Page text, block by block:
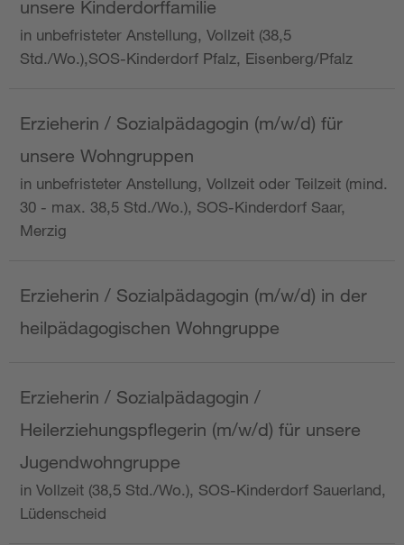
unsere Kinderdorffamilie
in unbefristeter Anstellung, Vollzeit (38,5
Std./Wo.),SOS-Kinderdorf Pfalz, Eisenberg/Pfalz
Erzieherin / Sozialpädagogin (m/w/d) für
unsere Wohngruppen
in unbefristeter Anstellung, Vollzeit oder Teilzeit (mind.
30 - max. 38,5 Std./Wo.), SOS-Kinderdorf Saar,
Merzig
Erzieherin / Sozialpädagogin (m/w/d) in der
heilpädagogischen Wohngruppe
Erzieherin / Sozialpädagogin /
Heilerziehungspflegerin (m/w/d) für unsere
Jugendwohngruppe
in Vollzeit (38,5 Std./Wo.), SOS-Kinderdorf Sauerland,
Lüdenscheid